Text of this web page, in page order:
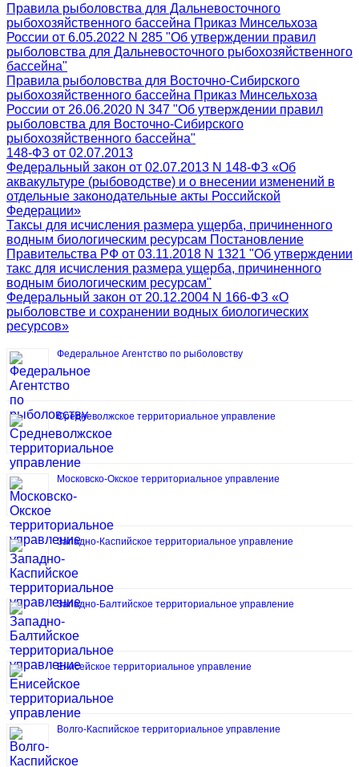
Правила рыболовства для Дальневосточного
рыбохозяйственного бассейна Приказ Минсельхоза
России от 6.05.2022 N 285 "Об утверждении правил
рыболовства для Дальневосточного рыбохозяйственного
бассейна"
Правила рыболовства для Восточно-Сибирского
рыбохозяйственного бассейна Приказ Минсельхоза
России от 26.06.2020 N 347 "Об утверждении правил
рыболовства для Восточно-Сибирского
рыбохозяйственного бассейна"
148-ФЗ от 02.07.2013
Федеральный закон от 02.07.2013 N 148-ФЗ «Об
аквакультуре (рыбоводстве) и о внесении изменений в
отдельные законодательные акты Российской
Федерации»
Таксы для исчисления размера ущерба, причиненного
водным биологическим ресурсам Постановление
Правительства РФ от 03.11.2018 N 1321 "Об утверждении
такс для исчисления размера ущерба, причиненного
водным биологическим ресурсам"
Федеральный закон от 20.12.2004 N 166-ФЗ «О
рыболовстве и сохранении водных биологических
ресурсов»
Федеральное Агентство по рыболовству
Средневолжское территориальное управление
Московско-Окское территориальное управление
Западно-Каспийское территориальное управление
Западно-Балтийское территориальное управление
Енисейское территориальное управление
Волго-Каспийское территориальное управление